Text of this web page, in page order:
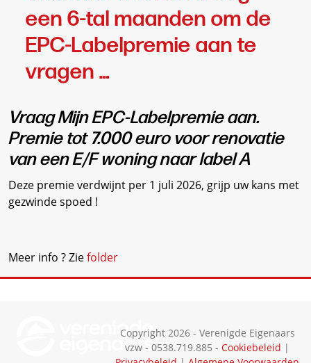
een 6-tal maanden om de
EPC-Labelpremie aan te
vragen …
Vraag Mijn EPC-Labelpremie aan.
Premie tot 7.000 euro voor renovatie
van een E/F woning naar label A
Deze premie verdwijnt per 1 juli 2026, grijp uw kans met
gezwinde spoed !
Meer info ? Ziefolder
Copyright 2026 - Verenigde Eigenaars
vzw - 0538.719.885 -Cookiebeleid |